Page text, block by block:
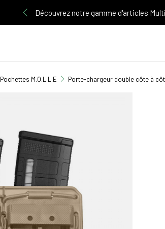
Découvrez notre gamme d'articles
Pochettes M.O.L.L.E Porte-chargeur double côte à